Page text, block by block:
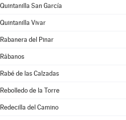
Quintanilla San García
Quintanilla Vivar
Rabanera del Pinar
Rábanos
Rabé de las Calzadas
Rebolledo de la Torre
Redecilla del Camino